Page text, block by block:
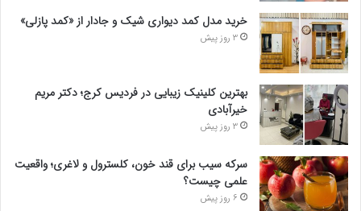
خرید مدل کمد دیواری شیک و جادار از «کمد پازلی»
3 روز پیش
بهترین کلینیک زیبایی در فردیس کرج؛ دکتر مریم
خیرآبادی
3 روز پیش
سرکه سیب برای قند خون، کلسترول و لاغری؛ واقعیت
علمی چیست؟
6 روز پیش